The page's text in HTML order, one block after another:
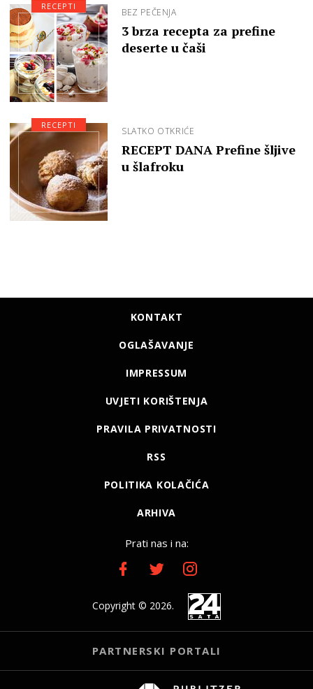
BEZ PEČENJA
3 brza recepta za prefine
deserte u čaši
RECEPTI
SLATKO OTKRIĆE
RECEPT DANA Prefine šljive
u šlafroku
RECEPTI
KONTAKT
OGLAŠAVANJE
IMPRESSUM
UVJETI KORIŠTENJA
PRAVILA PRIVATNOSTI
RSS
POLITIKA KOLAČIĆA
ARHIVA
Prati nas i na:
Copyright © 2026.
PARTNERSKI PORTALI